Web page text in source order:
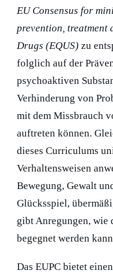
EU Consensus for
prevention,
Drugs (EQUS) zu
folglich auf der
psychoaktiven
Verhinderung von
mit dem Missbrauch
auftreten können.
dieses Curriculums
Verhaltensweisen
Bewegung, Gewalt
Glücksspiel,
gibt Anregungen, wie
begegnet werden
Das EUPC bietet